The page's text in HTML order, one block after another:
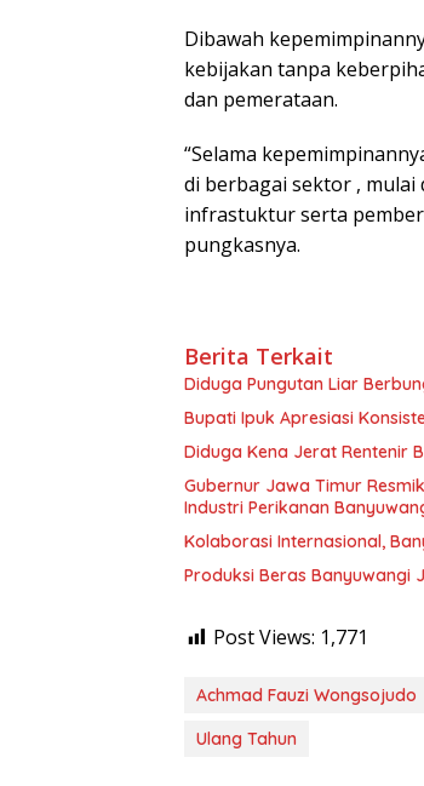
Dibawah
kebijakan tanpa
dan pemerataan.
“Selama
di berbagai sektor ,
infrastuktur serta
pungkasnya.
Berita Terkait
Diduga Pungutan Liar
Bupati Ipuk Apresiasi
Diduga Kena Jerat Rentenir
Gubernur Jawa Timur
Industri Perikanan
Kolaborasi Internasional,
Produksi Beras Banyuwangi
Post Views: 1,771
Achmad Fauzi Wongsojudo
Ulang Tahun